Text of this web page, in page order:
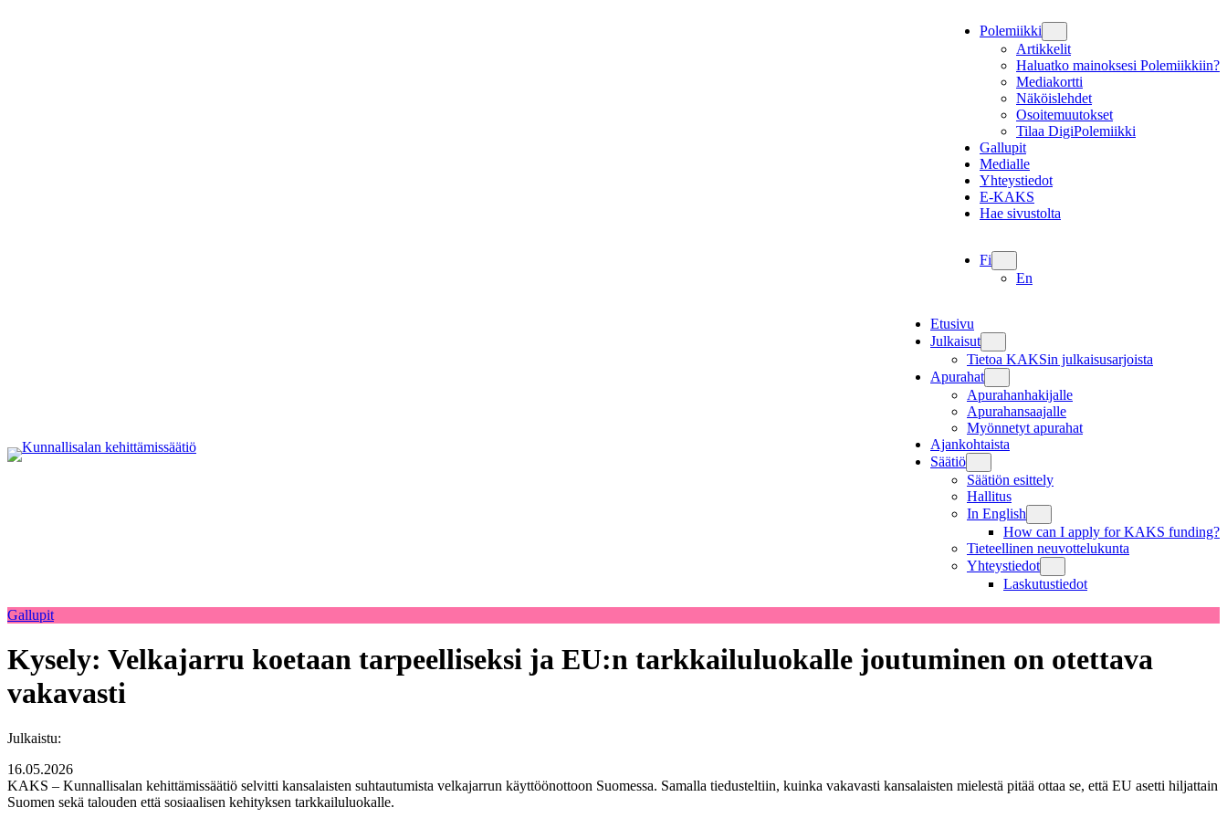
Polemiikki
Artikkelit
Haluatko mainoksesi Polemiikkiin?
Mediakortti
Näköislehdet
Osoitemuutokset
Tilaa DigiPolemiikki
Gallupit
Medialle
Yhteystiedot
E-KAKS
Hae sivustolta
Fi
En
Etusivu
Julkaisut
Tietoa KAKSin julkaisusarjoista
Apurahat
Apurahanhakijalle
Apurahansaajalle
Myönnetyt apurahat
Ajankohtaista
Säätiö
Säätiön esittely
Hallitus
In English
How can I apply for KAKS funding?
Tieteellinen neuvottelukunta
Yhteystiedot
Laskutustiedot
Gallupit
Kysely: Velkajarru koetaan tarpeelliseksi ja EU:n tarkkailuluokalle joutuminen on otettava
vakavasti
Julkaistu:
16.05.2026
KAKS – Kunnallisalan kehittämissäätiö selvitti kansalaisten suhtautumista velkajarrun käyttöönottoon Suomessa. Samalla tiedusteltiin, kuinka vakavasti kansalaisten mielestä pitää ottaa se, että EU asetti hiljattain
Suomen sekä talouden että sosiaalisen kehityksen tarkkailuluokalle.